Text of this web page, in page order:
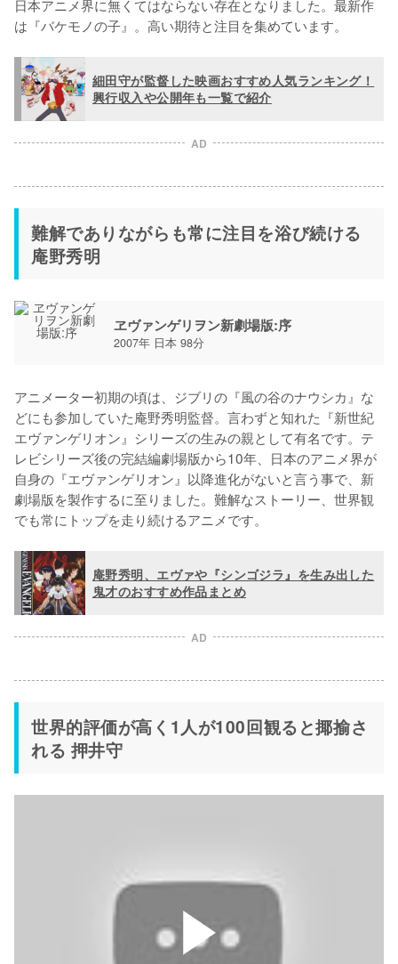
日本アニメ界に無くてはならない存在となりました。最新作
は『バケモノの子』。高い期待と注目を集めています。
細田守が監督した映画おすすめ人気ランキング！
興行収入や公開年も一覧で紹介
AD
難解でありながらも常に注目を浴び続ける
庵野秀明
ヱヴァンゲリヲン新劇場版:序
2007年 日本 98分
アニメーター初期の頃は、ジブリの『風の谷のナウシカ』な
どにも参加していた庵野秀明監督。言わずと知れた『新世紀
エヴァンゲリオン』シリーズの生みの親として有名です。テ
レビシリーズ後の完結編劇場版から10年、日本のアニメ界が
自身の『エヴァンゲリオン』以降進化がないと言う事で、新
劇場版を製作するに至りました。難解なストーリー、世界観
でも常にトップを走り続けるアニメです。
庵野秀明、エヴァや『シンゴジラ』を生み出した
鬼才のおすすめ作品まとめ
AD
世界的評価が高く1人が100回観ると揶揄さ
れる 押井守